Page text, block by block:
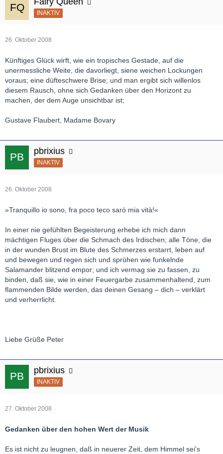
INAKTIV
26. Oktober 2008
Künftiges Glück wirft, wie ein tropisches Gestade, auf die
unermessliche Weite, die davorliegt, siene weichen Lockungen
voraus; eine düfteschwere Brise; und man ergibt sich willenlos
diesem Rausch, ohne sich Gedanken über den Horizont zu
machen, der dem Auge unsichtbar ist;
Gustave Flaubert, Madame Bovary
pbrixius
INAKTIV
26. Oktober 2008
»Tranquillo io sono, fra poco teco sarò mia vità!«
In einer nie gefühlten Begeisterung erhebe ich mich dann
mächtigen Fluges über die Schmach des Irdischen; alle Töne, die
in der wunden Brust im Blute des Schmerzes erstarrt, leben auf
und bewegen und regen sich und sprühen wie funkelnde
Salamander blitzend empor; und ich vermag sie zu fassen, zu
binden, daß sie, wie in einer Feuergarbe zusammenhaltend, zum
flammenden Bilde werden, das deinen Gesang – dich – verklärt
und verherrlicht.
Liebe Grüße Peter
pbrixius
INAKTIV
27. Oktober 2008
Gedanken über den hohen Wert der Musik
Es ist nicht zu leugnen, daß in neuerer Zeit, dem Himmel sei's